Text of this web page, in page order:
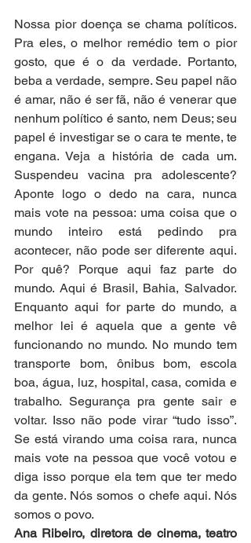
Nossa pior doença se chama políticos.
Pra eles, o melhor remédio tem o pior
gosto, que é o da verdade. Portanto,
beba a verdade, sempre. Seu papel não
é amar, não é ser fã, não é venerar que
nenhum político é santo, nem Deus; seu
papel é investigar se o cara te mente, te
engana. Veja a história de cada um.
Suspendeu vacina pra adolescente?
Aponte logo o dedo na cara, nunca
mais vote na pessoa: uma coisa que o
mundo inteiro está pedindo pra
acontecer, não pode ser diferente aqui.
Por quê? Porque aqui faz parte do
mundo. Aqui é Brasil, Bahia, Salvador.
Enquanto aqui for parte do mundo, a
melhor lei é aquela que a gente vê
funcionando no mundo. No mundo tem
transporte bom, ônibus bom, escola
boa, água, luz, hospital, casa, comida e
trabalho. Segurança pra gente sair e
voltar. Isso não pode virar “tudo isso”.
Se está virando uma coisa rara, nunca
mais vote na pessoa que você votou e
diga isso porque ela tem que ter medo
da gente. Nós somos o chefe aqui. Nós
somos o povo.
Ana Ribeiro, diretora de cinema, teatro